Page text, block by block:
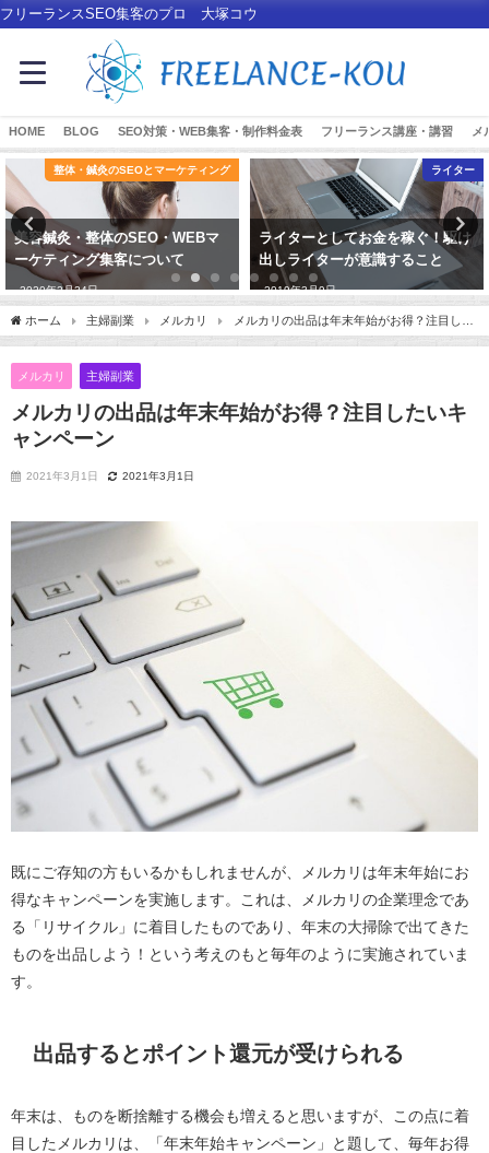
フリーランスSEO集客のプロ 大塚コウ
HOME BLOG SEO対策・WEB集客・制作料金表 フリーランス講座・講習 メ
整体・鍼灸のSEOとマーケティング
美容鍼灸・整体のSEO・WEBマ
ーケティング集客について
2020年2月24日
ライター
ライターとしてお金を稼ぐ！駆け
出しライターが意識すること
2019年3月9日
ホーム 主婦副業 メルカリ
メルカリの出品は年末年始がお得？注目した
いキャンペーン
メルカリ 主婦副業
メルカリの出品は年末年始がお得？注目したいキ
ャンペーン
2021年3月1日 2021年3月1日
既にご存知の方もいるかもしれませんが、メルカリは年末年始にお
得なキャンペーンを実施します。これは、メルカリの企業理念であ
る「リサイクル」に着目したものであり、年末の大掃除で出てきた
ものを出品しよう！という考えのもと毎年のように実施されていま
す。
出品するとポイント還元が受けられる
年末は、ものを断捨離する機会も増えると思いますが、この点に着
目したメルカリは、「年末年始キャンペーン」と題して、毎年お得